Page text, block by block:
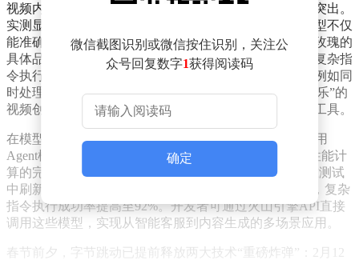
视频内容，在空间推理与长上下文理解任务中表现尤为突出。
实测显示，当输入一张包含多种花卉的蛋糕图片时，模型不仅
能准确识别玫瑰、洋桔梗等不同品类，还能区分渐变色玫瑰的
具体品种，展现超越人类平均水平的细节捕捉能力。在复杂指
令执行方面，该模型支持多约束条件下的长链路任务，例如同
时处理“生成16:9比例、包含特定动作序列、配以古典音乐”的
视频创作需求，为影视制作、游戏开发等场景提供高效工具。
在模型架构创新上，豆包2.0推出Pro、Lite、Mini三款通用
Agent模型及专用Code模型，形成覆盖轻量化部署到高性能计
算的完整产品矩阵。其中，Pro版本在多数视觉推理基准测试
中刷新行业纪录，其多模态理解准确率较前代提升37%，复杂
指令执行成功率提高至92%。开发者可通过火山引擎API直接
调用这些模型，实现从智能客服到内容生成的多场景应用。
春节前夕，字节跳动已提前释放两大技术“重磅炸弹”：2月12
微信截图识别或微信按住识别，关注公
众号回复数字1获得阅读码
确定